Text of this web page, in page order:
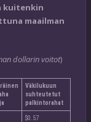
kuitenkin
maailman
dollarin voitot)
Väkilukuun
suhteutetut
palkintorahat
$0.57